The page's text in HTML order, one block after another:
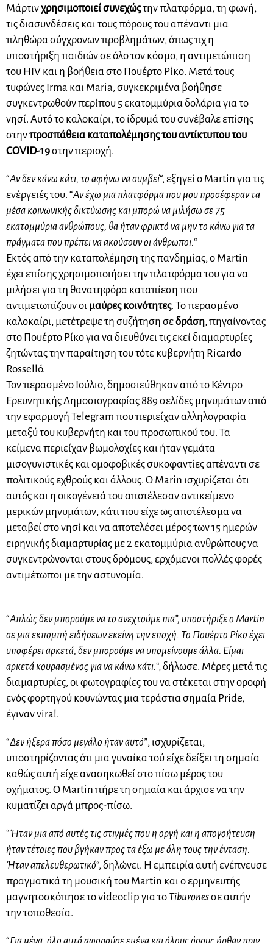
Μάρτινχρησιμοποιεί συνεχώςτην πλατφόρμα, τη φωνή,
τις διασυνδέσεις και τους πόρους του απέναντι μια
πληθώρα σύγχρονων προβλημάτων, όπως πχ η
υποστήριξη παιδιών σε όλο τον κόσμο, η αντιμετώπιση
του HIV και η βοήθεια στο Πουέρτο Ρίκο. Μετά τους
τυφώνες Irma και Maria, συγκεκριμένα βοήθησε
συγκεντρωθούν περίπου 5 εκατομμύρια δολάρια για το
νησί. Αυτό το καλοκαίρι, το ίδρυμά του συνέβαλε επίσης
στηνπροσπάθεια καταπολέμησης του αντίκτυπου του
COVID-19στην περιοχή.
“Αν δεν κάνω κάτι, το αφήνω να συμβεί“, εξηγεί ο Martin για τις
ενέργειές του. “Αν έχω μια πλατφόρμα που μου προσέφεραν τα
μέσα κοινωνικής δικτύωσης και μπορώ να μιλήσω σε 75
εκατομμύρια ανθρώπους, θα ήταν φρικτό να μην το κάνω για τα
πράγματα που πρέπει να ακούσουν οι άνθρωποι.“
Εκτός από την καταπολέμηση της πανδημίας, ο Martin
έχει επίσης χρησιμοποιήσει την πλατφόρμα του για να
μιλήσει για τη θανατηφόρα καταπίεση που
αντιμετωπίζουν οι μαύρες κοινότητες. Το περασμένο
καλοκαίρι, μετέτρεψε τη συζήτηση σεδράση, πηγαίνοντας
στο Πουέρτο Ρίκο για να διευθύνει τις εκεί διαμαρτυρίες
ζητώντας την παραίτηση του τότε κυβερνήτη Ricardo
Rosselló.
Τον περασμένο Ιούλιο, δημοσιεύθηκαν από το Κέντρο
Ερευνητικής Δημοσιογραφίας 889 σελίδες μηνυμάτων από
την εφαρμογή Telegram που περιείχαν αλληλογραφία
μεταξύ του κυβερνήτη και του προσωπικού του. Τα
κείμενα περιείχαν βωμολοχίες και ήταν γεμάτα
μισογυνιστικές και ομοφοβικές συκοφαντίες απέναντι σε
πολιτικούς εχθρούς και άλλους. Ο Marin ισχυρίζεται ότι
αυτός και η οικογένειά του αποτέλεσαν αντικείμενο
μερικών μηνυμάτων, κάτι που είχε ως αποτέλεσμα να
μεταβεί στο νησί και να αποτελέσει μέρος των 15 ημερών
ειρηνικής διαμαρτυρίας με 2 εκατομμύρια ανθρώπους να
συγκεντρώνονται στους δρόμους, ερχόμενοι πολλές φορές
αντιμέτωποι με την αστυνομία.
“Απλώς δεν μπορούμε να το ανεχτούμε πια”, υποστήριξε ο Martin
σε μια εκπομπή ειδήσεων εκείνη την εποχή. Το Πουέρτο Ρίκο έχει
υποφέρει αρκετά, δεν μπορούμε να υπομείνουμε άλλα. Είμαι
αρκετά κουρασμένος για να κάνω κάτι.“, δήλωσε. Μέρες μετά τις
διαμαρτυρίες, οι φωτογραφίες του να στέκεται στην οροφή
ενός φορτηγού κουνώντας μια τεράστια σημαία Pride,
έγιναν viral.
“Δεν ήξερα πόσο μεγάλο ήταν αυτό”, ισχυρίζεται,
υποστηρίζοντας ότι μια γυναίκα τού είχε δείξει τη σημαία
καθώς αυτή είχε ανασηκωθεί στο πίσω μέρος του
οχήματος. Ο Martin πήρε τη σημαία και άρχισε να την
κυματίζει αργά μπρος-πίσω.
“Ήταν μια από αυτές τις στιγμές που η οργή και η απογοήτευση
ήταν τέτοιες που βγήκαν προς τα έξω με όλη τους την ένταση.
Ήταν απελευθερωτικό“, δηλώνει. Η εμπειρία αυτή ενέπνευσε
πραγματικά τη μουσική του Martin και ο ερμηνευτής
μαγνητοσκόπησε το videoclip για το Tiburonesσε αυτήν
την τοποθεσία.